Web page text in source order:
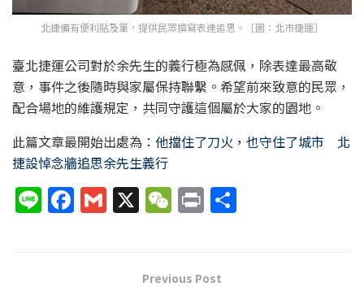
北捷備有便利貼及筆，提供民眾撰寫表達追思。［圖：北市捷運］
臺北捷運公司對於余先生的義行極為感佩，除表達最高敬
意，事件之後隨時與家屬保持聯繫。希望前來致意的民眾，
配合場地的維護規定，共同守護這個屬於大家的園地。
此篇文章最開始出處為： 他擋住了刀火，也守住了城市 北
捷設悼念牆追思余先生義行
Li F G X W
h
P
Previous Post